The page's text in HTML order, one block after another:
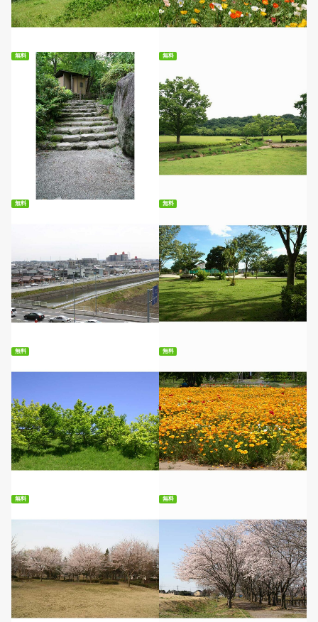
無料ダウンロード 無料ダウンロード
無料
無料ダウンロード
無料
無料ダウンロード
無料
無料ダウンロード
無料
無料ダウンロード
無料
無料ダウンロード
無料
無料ダウンロード
無料
無料ダウンロード
無料
無料ダウンロード